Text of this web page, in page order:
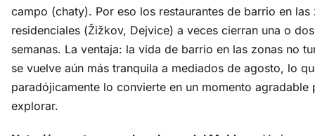
campo (chaty). Por eso los restaurantes de barrio en las
residenciales (Žižkov, Dejvice) a veces cierran una o dos
semanas. La ventaja: la vida de barrio en las zonas no
se vuelve aún más tranquila a mediados de agosto, lo
paradójicamente lo convierte en un momento agradable
explorar.